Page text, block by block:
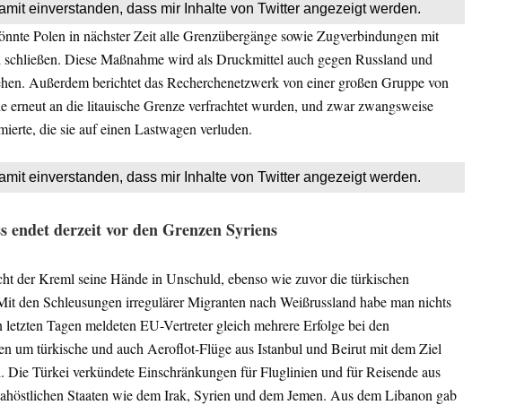
einverstanden, dass mir Inhalte von Twitter angezeigt werden.
Polen in nächster Zeit alle Grenzübergänge sowie Zugverbindungen mit
schließen. Diese Maßnahme wird als Druckmittel auch gegen Russland und
Außerdem berichtet das Recherchenetzwerk von einer großen Gruppe von
erneut an die litauische Grenze verfrachtet wurden, und zwar zwangsweise
die sie auf einen Lastwagen verluden.
einverstanden, dass mir Inhalte von Twitter angezeigt werden.
endet derzeit vor den Grenzen Syriens
der Kreml seine Hände in Unschuld, ebenso wie zuvor die türkischen
den Schleusungen irregulärer Migranten nach Weißrussland habe man nichts
letzten Tagen meldeten EU-Vertreter gleich mehrere Erfolge bei den
um türkische und auch Aeroflot-Flüge aus Istanbul und Beirut mit dem Ziel
Die Türkei verkündete Einschränkungen für Fluglinien und für Reisende aus
Staaten wie dem Irak, Syrien und dem Jemen. Aus dem Libanon gab